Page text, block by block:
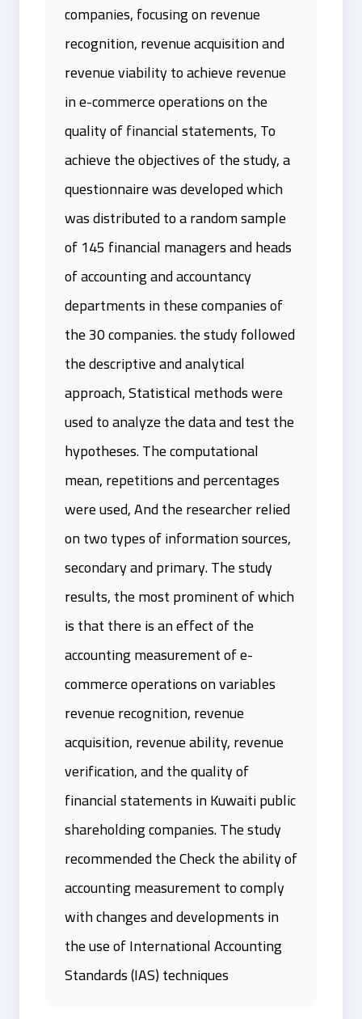
companies, focusing on revenue
recognition, revenue acquisition and
revenue viability to achieve revenue
in e-commerce operations on the
quality of financial statements, To
achieve the objectives of the study, a
questionnaire was developed which
was distributed to a random sample
of 145 financial managers and heads
of accounting and accountancy
departments in these companies of
the 30 companies. the study followed
the descriptive and analytical
approach, Statistical methods were
used to analyze the data and test the
hypotheses. The computational
mean, repetitions and percentages
were used, And the researcher relied
on two types of information sources,
secondary and primary. The study
results, the most prominent of which
is that there is an effect of the
accounting measurement of e-
commerce operations on variables
revenue recognition, revenue
acquisition, revenue ability, revenue
verification, and the quality of
financial statements in Kuwaiti public
shareholding companies. The study
recommended the Check the ability of
accounting measurement to comply
with changes and developments in
the use of International Accounting
Standards (IAS) techniques